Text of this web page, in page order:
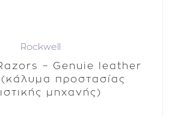
Rockwell
– Genuie leather
προστασίας
μηχανής)